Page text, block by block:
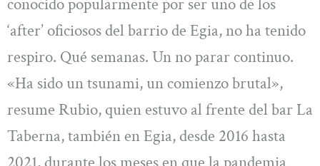
conocido popularmente por ser uno de los
‘after’ oficiosos del barrio de Egia, no ha tenido
respiro. Qué semanas. Un no parar continuo.
«Ha sido un tsunami, un comienzo brutal»,
resume Rubio, quien estuvo al frente del bar La
Taberna, también en Egia, desde 2016 hasta